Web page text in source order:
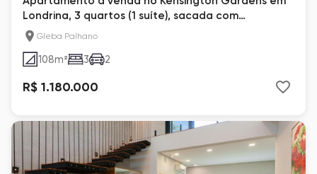
Londrina, 3 quartos (1 suíte), sacada com
churrasqueira e acabamento de alto padrão
Gleba Palhano
108m² 3 2
R$ 1.180.000